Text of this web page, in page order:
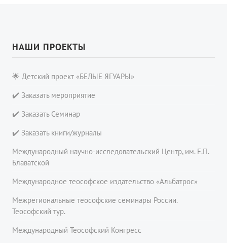
НАШИ ПРОЕКТЫ
🌟 Детский проект «БЕЛЫЕ ЯГУАРЫ»
✔️ Заказать мероприятие
✔️ Заказать Семинар
✔️ Заказать книги/журналы
Международный научно-исследовательский Центр, им. Е.П.
Блаватской
Международное теософское издательство «Альбатрос»
Межрегиональные теософские семинары России.
Теософский тур.
Международный Теософский Конгресс